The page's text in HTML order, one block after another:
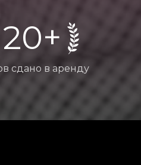
20+
сдано в аренду